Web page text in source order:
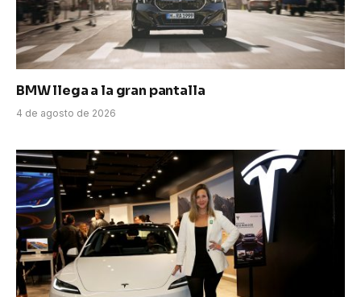
BMW llega a la gran pantalla
4 de agosto de 2026